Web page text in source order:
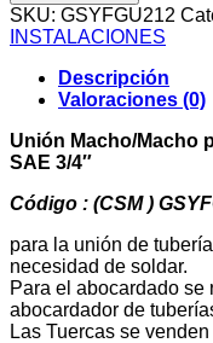
3/4
Sae
Macho
cantidad
SKU: GSYFGU212
INSTALACIONES
Descripción
Valoraciones (0)
Unión Macho/Macho
SAE 3/4″
Código : (CSM )
para la unión de
necesidad de soldar.
Para el abocardado se
abocardador de
Las Tuercas se